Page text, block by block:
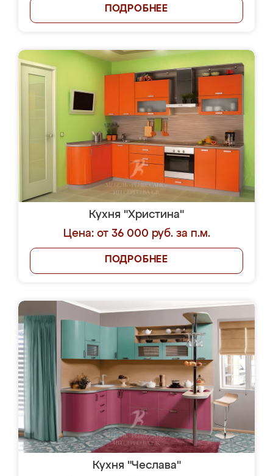
ПОДРОБНЕЕ
Кухня "Христина"
Цена: от 36 000 руб. за п.м.
ПОДРОБНЕЕ
Кухня "Чеслава"